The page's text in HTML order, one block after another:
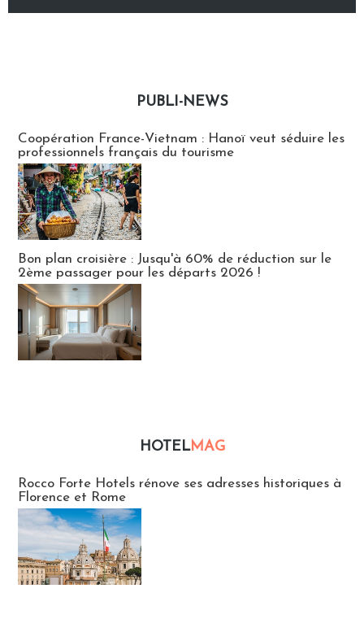
PUBLI-NEWS
Coopération France-Vietnam : Hanoï veut séduire les
professionnels français du tourisme
Bon plan croisière : Jusqu'à 60% de réduction sur le
2ème passager pour les départs 2026 !
HOTELMAG
Rocco Forte Hotels rénove ses adresses historiques à
Florence et Rome